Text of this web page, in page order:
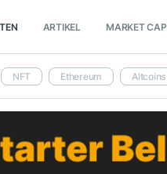
ARTIKEL MARKET CAP
NFT Ethereum Altcoins